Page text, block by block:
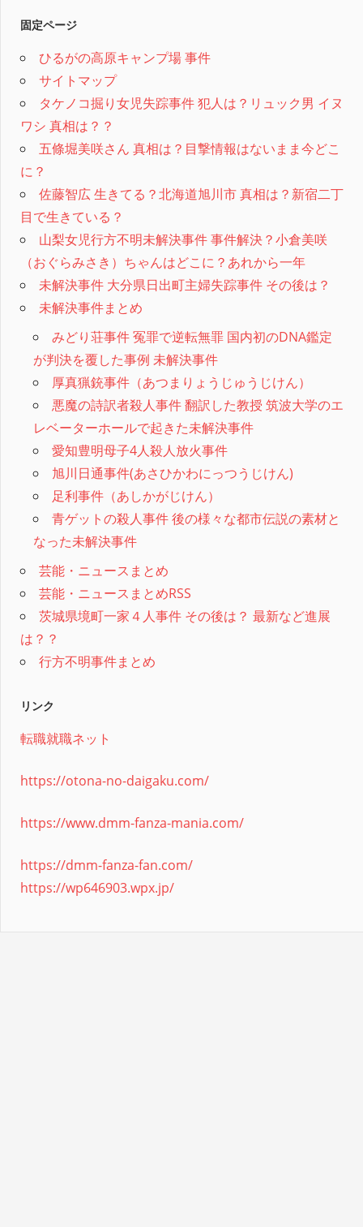
固定ページ
ひるがの高原キャンプ場 事件
サイトマップ
タケノコ掘り女児失踪事件 犯人は？リュック男 イヌ
ワシ 真相は？？
五條堀美咲さん 真相は？目撃情報はないまま今どこ
に？
佐藤智広 生きてる？北海道旭川市 真相は？新宿二丁
目で生きている？
山梨女児行方不明未解決事件 事件解決？小倉美咲
（おぐらみさき）ちゃんはどこに？あれから一年
未解決事件 大分県日出町主婦失踪事件 その後は？
未解決事件まとめ
みどり荘事件 冤罪で逆転無罪 国内初のDNA鑑定
が判決を覆した事例 未解決事件
厚真猟銃事件（あつまりょうじゅうじけん）
悪魔の詩訳者殺人事件 翻訳した教授 筑波大学のエ
レベーターホールで起きた未解決事件
愛知豊明母子4人殺人放火事件
旭川日通事件(あさひかわにっつうじけん)
足利事件（あしかがじけん）
青ゲットの殺人事件 後の様々な都市伝説の素材と
なった未解決事件
芸能・ニュースまとめ
芸能・ニュースまとめRSS
茨城県境町一家４人事件 その後は？ 最新など進展
は？？
行方不明事件まとめ
リンク
転職就職ネット
https://otona-no-daigaku.com/
https://www.dmm-fanza-mania.com/
https://dmm-fanza-fan.com/
https://wp646903.wpx.jp/